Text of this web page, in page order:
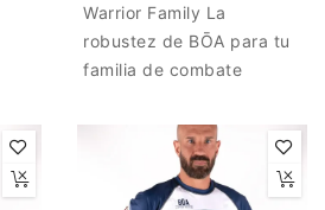
Warrior Family La
robustez de BŌA para tu
familia de combate